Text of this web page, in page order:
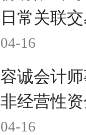
日常关联
04-16
容诚会计
非经营性
04-16